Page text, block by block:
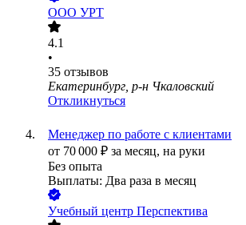
ООО УРТ
4.1
•
35 отзывов
Екатеринбург, р-н Чкаловский
Откликнуться
Менеджер по работе с клиентами
от 70 000 ₽ за месяц, на руки
Без опыта
Выплаты: Два раза в месяц
Учебный центр Перспектива